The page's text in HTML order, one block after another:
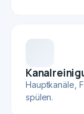
Hauptkanäle,
spülen.